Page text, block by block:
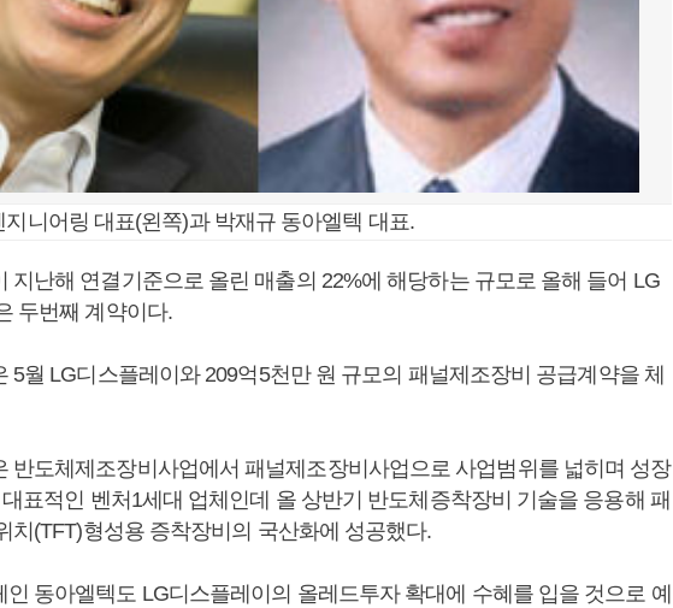
니어링 대표(왼쪽)과 박재규 동아엘텍 대표.
지난해 연결기준으로 올린 매출의 22%에 해당하는 규모로 올해 들어 LG
두번째 계약이다.
5월 LG디스플레이와 209억5천만 원 규모의 패널제조장비 공급계약을 체
반도체제조장비사업에서 패널제조장비사업으로 사업범위를 넓히며 성장
표적인 벤처1세대 업체인데 올 상반기 반도체증착장비 기술을 응용해 패
치(TFT)형성용 증착장비의 국산화에 성공했다.
동아엘텍도 LG디스플레이의 올레드투자 확대에 수혜를 입을 것으로 예